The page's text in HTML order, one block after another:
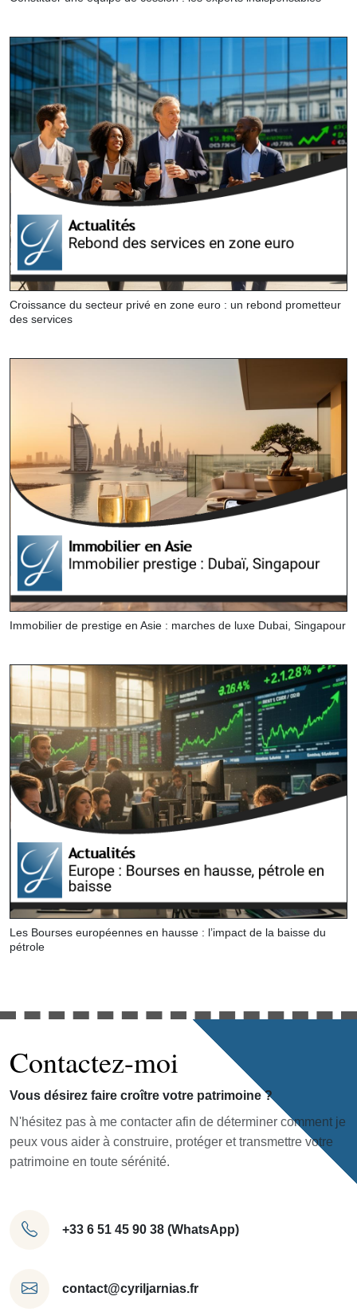
Croissance du secteur privé en zone euro : un rebond prometteur
des services
Immobilier de prestige en Asie : marches de luxe Dubai, Singapour
Les Bourses européennes en hausse : l’impact de la baisse du
pétrole
Contactez-moi
Vous désirez faire croître votre patrimoine ?
N'hésitez pas à me contacter afin de déterminer comment je
peux vous aider à construire, protéger et transmettre votre
patrimoine en toute sérénité.
+33 6 51 45 90 38 (WhatsApp)
contact@cyriljarnias.fr